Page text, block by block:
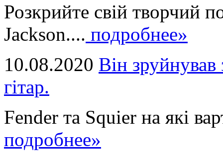
Розкрийте свій творчий
Jackson.... подробнее»
10.08.2020 Він
гітар.
Fender та Squier на які
подробнее»